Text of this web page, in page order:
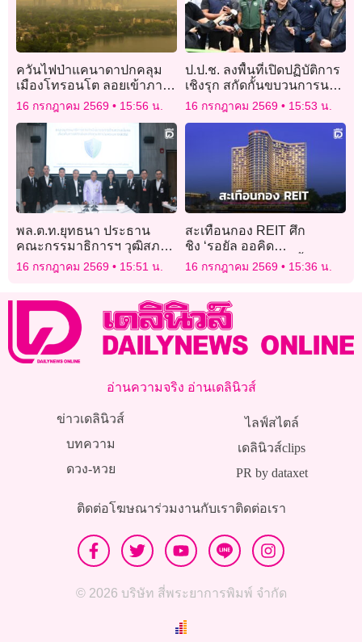
ควันไฟป่าแคนาดาปกคลุม
เมืองโทรอนโต ลอยเข้าภาค
ตะวันออกเฉียงเหนือสหรัฐ
16 กรกฎาคม 2569 15:56 น.
ป.ป.ช. ลงพื้นที่เปิดปฏิบัติการ
เชิงรุก สกัดกั้นขบวนการนอมิ
นีข้ามชาติ และการบุกรุก
พื้นที่สาธารณะ
16 กรกฎาคม 2569 15:53 น.
พล.ต.ท.ยุทธนา​ ประธาน
คณะกรรมาธิการฯ​ วุฒิสภา
ถกนัดแรก เร่งรัดมาตรการ
ความมั่นคง
16 กรกฎาคม 2569 15:51 น.
สะเทือนกอง REIT ศึก
ชิง ‘รอยัล ออคิด
เชอราตัน’ เกิดอะไรขึ้น
ทำไม ROH ถึงเบี้ยวซื้อคืน?
16 กรกฎาคม 2569 15:36 น.
อ่านความจริง อ่านเดลินิวส์
ข่าวเดลินิวส์
บทความ
ดวง-หวย
ไลฟ์สไตล์
เดลินิวส์clips
PR by dataxet
ติดต่อโฆษณาร่วมงานกับเราติดต่อเรา
© 2026 บริษัท สี่พระยาการพิมพ์ จำกัด